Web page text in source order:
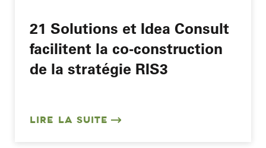
21 Solutions et Idea Consult
facilitent la co-construction
de la stratégie RIS3
LIRE LA SUITE